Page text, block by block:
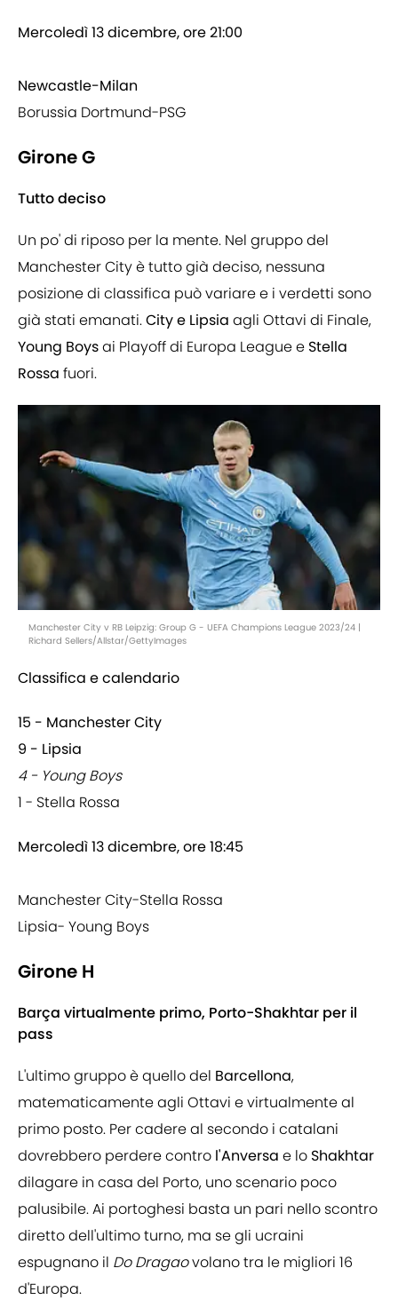
Mercoledì 13 dicembre, ore 21:00
Newcastle-Milan
Borussia Dortmund-PSG
Girone G
Tutto deciso
Un po' di riposo per la mente. Nel gruppo del
Manchester City è tutto già deciso, nessuna
posizione di classifica può variare e i verdetti sono
già stati emanati.City e Lipsia agli Ottavi di Finale,
Young Boysai Playoff di Europa League e Stella
Rossa fuori.
Manchester City v RB Leipzig: Group G - UEFA Champions League 2023/24 |
Richard Sellers/Allstar/GettyImages
Classifica e calendario
15 - Manchester City
9 - Lipsia
4 - Young Boys
1 - Stella Rossa
Mercoledì 13 dicembre, ore 18:45
Manchester City-Stella Rossa
Lipsia- Young Boys
Girone H
Barça virtualmente primo, Porto-Shakhtar per il
pass
L'ultimo gruppo è quello del Barcellona,
matematicamente agli Ottavi e virtualmente al
primo posto. Per cadere al secondo i catalani
dovrebbero perdere contro l'Anversa e lo Shakhtar
dilagare in casa del Porto, uno scenario poco
palusibile. Ai portoghesi basta un pari nello scontro
diretto dell'ultimo turno, ma se gli ucraini
espugnano il Do Dragaovolano tra le migliori 16
d'Europa.